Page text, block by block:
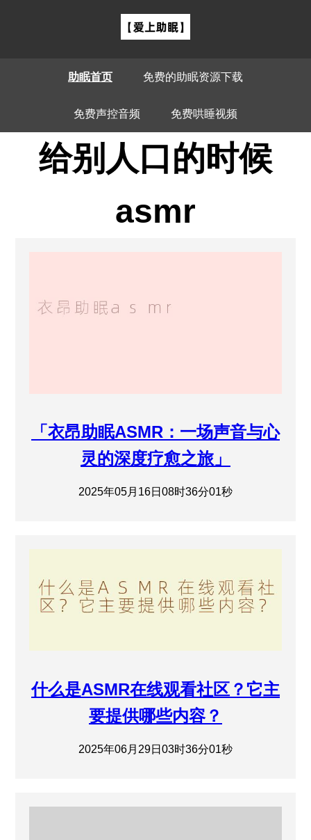
助眠首页 免费的助眠资源下载
免费声控音频 免费哄睡视频
给别人口的时候
asmr
「衣昂助眠ASMR：一场声音与心
灵的深度疗愈之旅」
2025年05月16日08时36分01秒
什么是ASMR在线观看社区？它主
要提供哪些内容？
2025年06月29日03时36分01秒